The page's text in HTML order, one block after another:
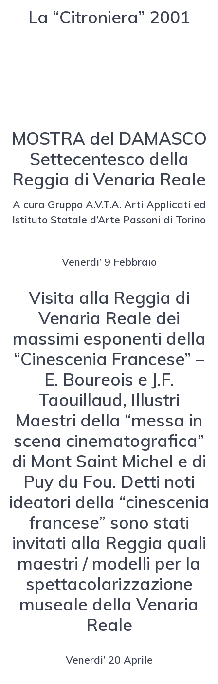
La “Citroniera” 2001
MOSTRA del DAMASCO
Settecentesco della
Reggia di Venaria Reale
A cura Gruppo A.V.T.A. Arti Applicati ed
Istituto Statale d’Arte Passoni di Torino
Venerdi’ 9 Febbraio
Visita alla Reggia di
Venaria Reale dei
massimi esponenti della
“Cinescenia Francese” –
E. Boureois e J.F.
Taouillaud, Illustri
Maestri della “messa in
scena cinematografica”
di Mont Saint Michel e di
Puy du Fou. Detti noti
ideatori della “cinescenia
francese” sono stati
invitati alla Reggia quali
maestri / modelli per la
spettacolarizzazione
museale della Venaria
Reale
Venerdi’ 20 Aprile